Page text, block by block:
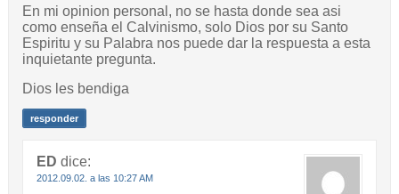
En mi opinion personal, no se hasta donde sea asi
como enseña el Calvinismo, solo Dios por su Santo
Espiritu y su Palabra nos puede dar la respuesta a esta
inquietante pregunta.
Dios les bendiga
responder
ED dice:
2012.09.02. a las 10:27 AM